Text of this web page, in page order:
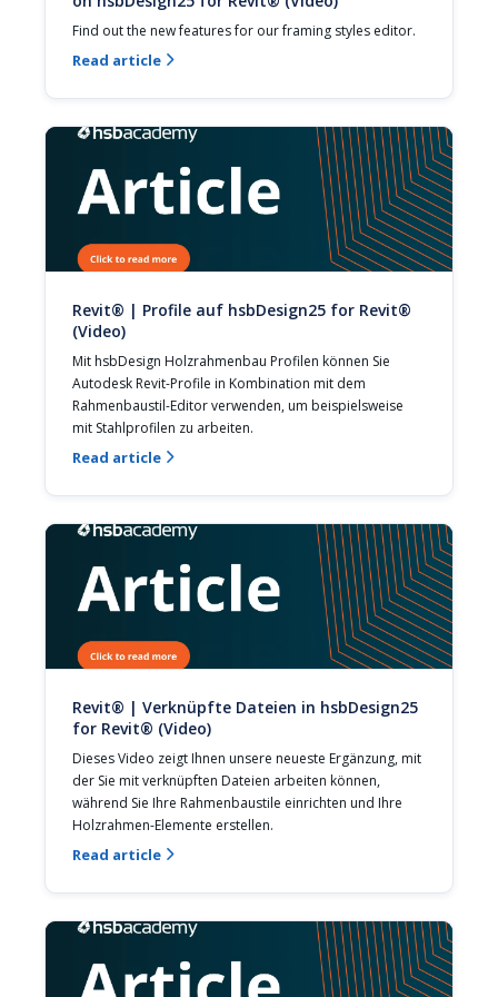
Find out the new features for our framing styles editor.
Read article 
Revit® | Profile auf hsbDesign25 for Revit®
(Video)
Mit hsbDesign Holzrahmenbau Profilen können Sie
Autodesk Revit-Profile in Kombination mit dem
Rahmenbaustil-Editor verwenden, um beispielsweise
mit Stahlprofilen zu arbeiten.
Read article 
Revit® | Verknüpfte Dateien in hsbDesign25
for Revit® (Video)
Dieses Video zeigt Ihnen unsere neueste Ergänzung, mit
der Sie mit verknüpften Dateien arbeiten können,
während Sie Ihre Rahmenbaustile einrichten und Ihre
Holzrahmen-Elemente erstellen.
Read article 